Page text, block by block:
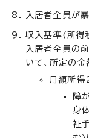
入居者全員が
収入基準(所得
入居者全員の
いて、所定の金
月額所
障
身
祉